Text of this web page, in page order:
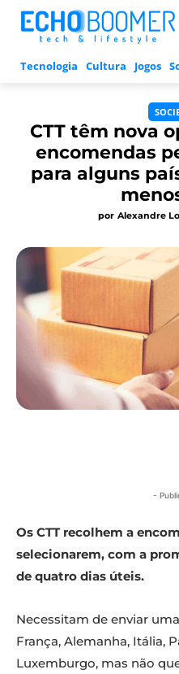
Tecnologia Cultura Jogos
CTT têm nova
encomendas
para alguns
por Alexandre
-
Os CTT recolhem a
selecionarem, com a
de quatro dias úteis.
Necessitam de enviar
França, Alemanha, Itália,
Luxemburgo, mas não